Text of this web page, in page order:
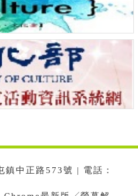
鎮中正路573號 | 電話：